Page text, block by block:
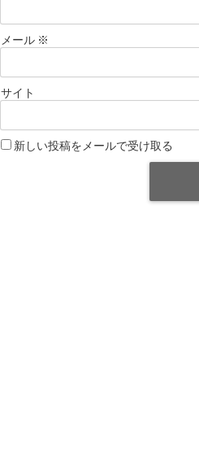
メール ※
サイト
新しい投稿をメールで受け取る